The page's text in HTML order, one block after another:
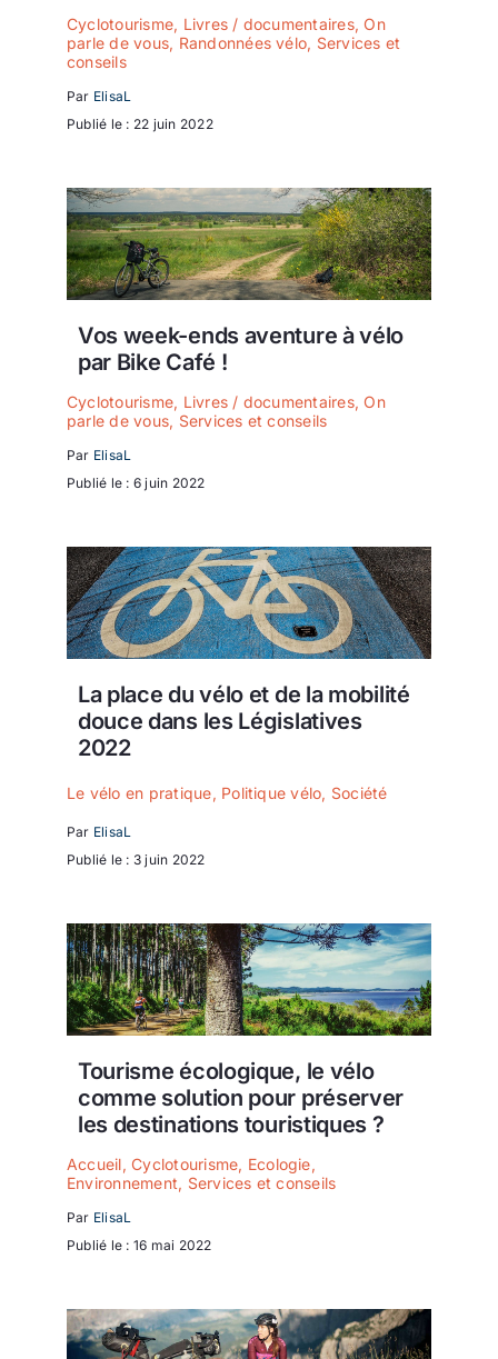
Cyclotourisme, Livres / documentaires,On
parle de vous, Randonnées vélo, Services et
conseils
Par ElisaL
Publié le : 22 juin 2022
Vos week-ends aventure à vélo
par Bike Café !
Cyclotourisme, Livres / documentaires,On
parle de vous, Services et conseils
Par ElisaL
Publié le : 6 juin 2022
La place du vélo et de la mobilité
douce dans les Législatives
2022
Le vélo en pratique, Politique vélo, Société
Par ElisaL
Publié le : 3 juin 2022
Tourisme écologique, le vélo
comme solution pour préserver
les destinations touristiques ?
Accueil,Cyclotourisme, Ecologie,
Environnement, Services et conseils
Par ElisaL
Publié le : 16 mai 2022